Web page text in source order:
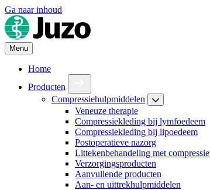
Ga naar inhoud
Menu
Home
Producten
Compressiehulpmiddelen
Veneuze therapie
Compressiekleding bij lymfoedeem
Compressiekleding bij lipoedeem
Postoperatieve nazorg
Littekenbehandeling met compressie
Verzorgingsproducten
Aanvullende producten
Aan- en uittrekhulpmiddelen